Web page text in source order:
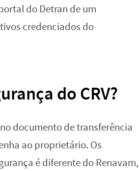
do Detran de um
credenciados do
do CRV?
documento de transferência
ao proprietário. Os
é diferente do Renavam,